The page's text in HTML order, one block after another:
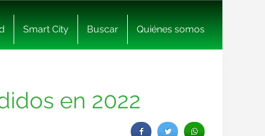
Smart City Buscar Quiénes somos
en 2022